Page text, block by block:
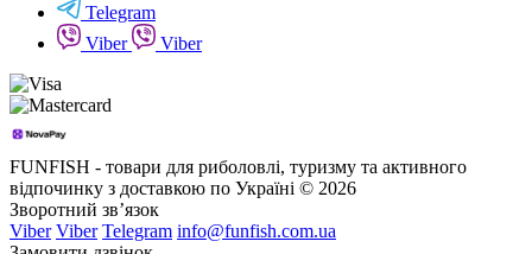
Telegram
Viber
Viber
FUNFISH - товари для риболовлі, туризму та активного
відпочинку з доставкою по Україні © 2026
Зворотний зв’язок
Viber Viber Telegram info@funfish.com.ua